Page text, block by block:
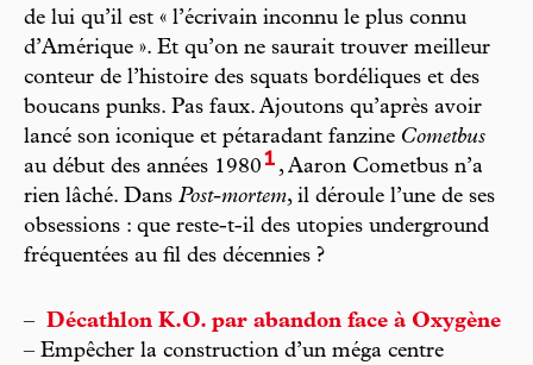
de lui qu’il est « l’écrivain inconnu le plus connu
d’Amérique ». Et qu’on ne saurait trouver meilleur
conteur de l’histoire des squats bordéliques et des
boucans punks. Pas faux. Ajoutons qu’après avoir
lancé son iconique et pétaradant fanzine Cometbus
au début des années 19801 , Aaron Cometbus n’a
rien lâché. Dans Post-mortem, il déroule l’une de ses
obsessions : que reste-t-il des utopies underground
fréquentées au fil des décennies ?
– Décathlon K.O. par abandon face à Oxygène
– Empêcher la construction d’un méga centre